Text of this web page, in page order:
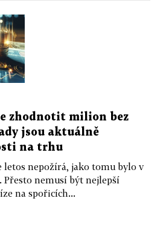
zhodnotit milion bez
jsou aktuálně
na trhu
letos nepožírá, jako tomu bylo v
Přesto nemusí být nejlepší
na spořicích...